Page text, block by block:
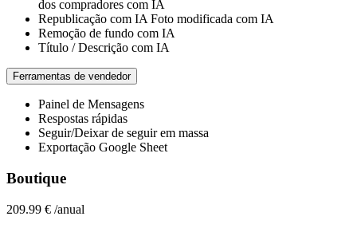
dos compradores com IA
Republicação com IA Foto modificada com IA
Remoção de fundo com IA
Título / Descrição com IA
Ferramentas de vendedor
Painel de Mensagens
Respostas rápidas
Seguir/Deixar de seguir em massa
Exportação Google Sheet
Boutique
209.99 € /anual